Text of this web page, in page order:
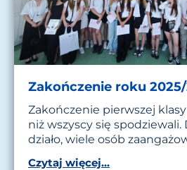
Zakończenie roku
Zakończenie pierwszej klasy
niż wszyscy się spodziewali.
działo, wiele osób
Czytaj więcej...